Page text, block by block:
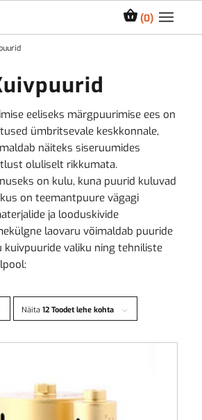
0
eeliseks märgpuurimise ees on
ümbritsevale keskkonnale,
näiteks siseruumides
oluliselt rikkumata.
on kulu, kuna puurid kuluvad
on teemantpuure vägagi
ja looduskivide
laovaru võimaldab puuride
valiku ning tehniliste
Näita 12 Toodet lehe kohta